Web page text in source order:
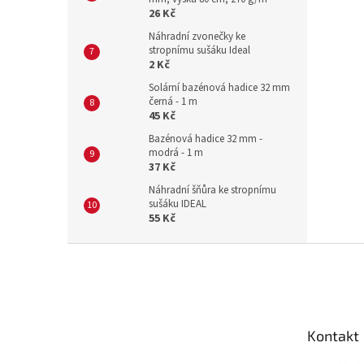
26 Kč
Náhradní zvonečky ke
stropnímu sušáku Ideal
2 Kč
Solární bazénová hadice 32 mm
černá - 1 m
45 Kč
Bazénová hadice 32 mm -
modrá - 1 m
37 Kč
Náhradní šňůra ke stropnímu
sušáku IDEAL
55 Kč
Kontakt